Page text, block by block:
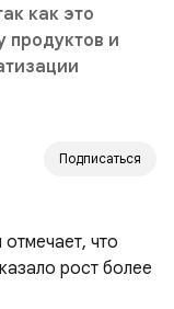
как это
продуктов и
Подписаться